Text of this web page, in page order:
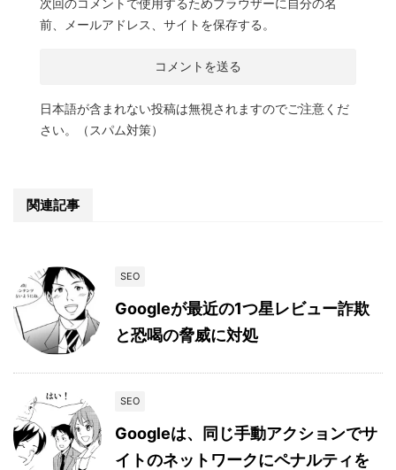
前、メールアドレス、サイトを保存する。
日本語が含まれない投稿は無視されますのでご注意くだ
さい。（スパム対策）
関連記事
SEO
Googleが最近の1つ星レビュー詐欺
と恐喝の脅威に対処
SEO
Googleは、同じ手動アクションでサ
イトのネットワークにペナルティを